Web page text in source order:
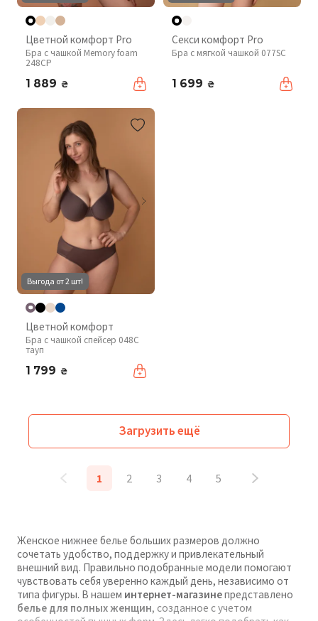
Цветной комфорт Pro
Бра с чашкой Memory foam
248CP
1 889 ₴
Секси комфорт Pro
Бра с мягкой чашкой 077SC
1 699 ₴
Выгода от 2 шт!
Цветной комфорт
Бра с чашкой спейсер 048С
тауп
1 799 ₴
Загрузить ещё
1 2 3 4 5
Женское нижнее белье больших размеров должно
сочетать удобство, поддержку и привлекательный
внешний вид. Правильно подобранные модели помогают
чувствовать себя уверенно каждый день, независимо от
типа фигуры. В нашем интернет-магазинепредставлено
белье для полных женщин, созданное с учетом